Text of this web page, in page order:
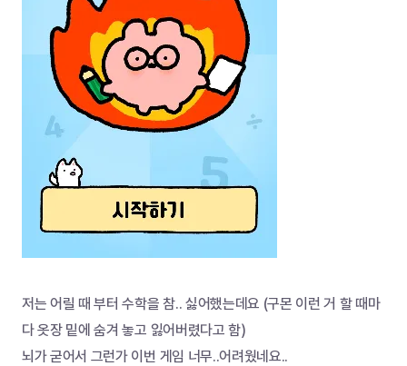
저는 어릴 때 부터 수학을 참.. 싫어했는데요 (구몬 이런 거 할 때마
다 옷장 밑에 숨겨 놓고 잃어버렸다고 함)
뇌가 굳어서 그런가 이번 게임 너무..어려웠네요..